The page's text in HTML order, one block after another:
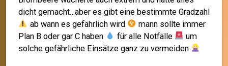
dicht gemacht…aber es gibt eine bestimmte Gradzahl
ab wann es gefährlich wird
mann sollte immer
Plan B oder gar C haben
für alle Notfälle
um
solche gefährliche Einsätze ganz zu vermeiden